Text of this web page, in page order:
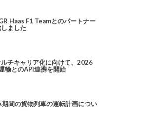
Haas F1 Teamとのパートナー
ました
ルチキャリア化に向けて、2026
輸とのAPI連携を開始
間の貨物列車の運転計画につい